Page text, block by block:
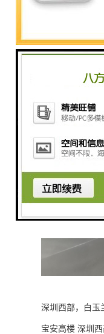
深圳西部，白玉
宝安高楼 深圳